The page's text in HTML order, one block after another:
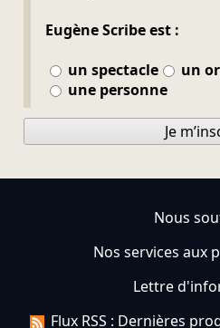
Eugène Scribe est :
un spectacle
un
une personne
Je
Nous
Nos services aux
Lettre
Flux RSS : Dernières